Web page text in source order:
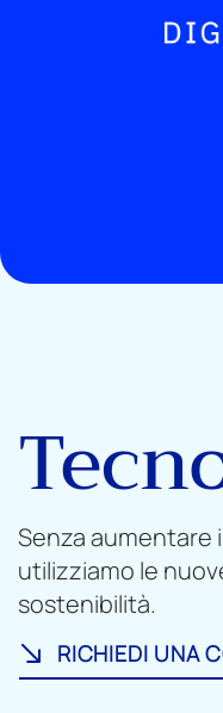
Senza aumentare
utilizziamo le
sostenibilità.
RICHIEDI UNA